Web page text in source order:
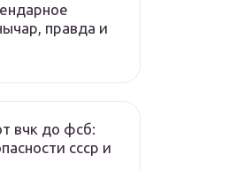
правда и
вчк до фсб:
ссср и